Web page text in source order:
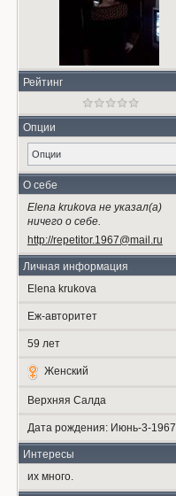
Рейтинг
Опции
Опции
О себе
Elena krukova не указал(а)
ничего о себе.
http://repetitor.1967@mail.ru
Личная информация
Elena krukova
Еж-авторитет
59 лет
Женский
Верхняя Салда
Дата рождения: Июнь-3-1967
Интересы
их много.